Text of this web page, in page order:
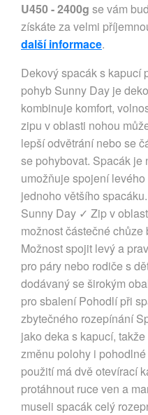
U450 - 2400g se vám
získáte za velmi
další informace.
Dekový spacák s kapucí
pohyb Sunny Day je
kombinuje komfort,
zipu v oblasti nohou
lepší odvětrání nebo se
se pohybovat. Spacák je
umožňuje spojení
jednoho většího
Sunny Day ✓ Zip v
možnost částečné
Možnost spojit levý a
pro páry nebo rodiče s
dodávaný se širokým
pro sbalení Pohodlí při
zbytečného rozepínání
jako deka s kapucí,
změnu polohy i
použití má dvě otevírací
protáhnout ruce ven a
museli spacák celý